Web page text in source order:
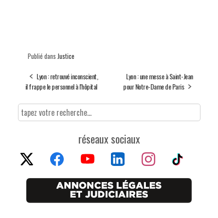
Publié dans Justice
Lyon : retrouvé inconscient,
il frappe le personnel à l'hôpital
Lyon : une messe à Saint-Jean
pour Notre-Dame de Paris
réseaux sociaux